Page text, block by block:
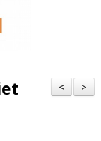
>
<